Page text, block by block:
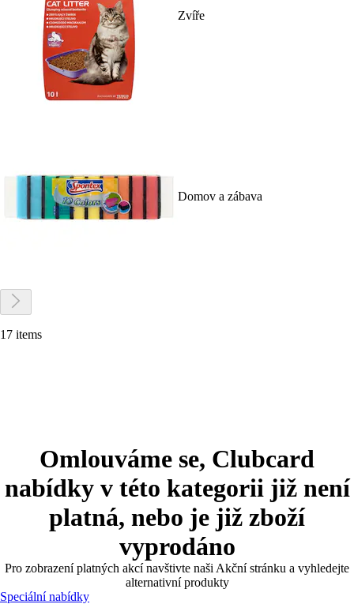
Zvíře
Domov a zábava
17 items
Omlouváme se, Clubcard
nabídky v této kategorii již není
platná, nebo je již zboží
vyprodáno
Pro zobrazení platných akcí navštivte naši Akční stránku a vyhledejte
alternativní produkty
Speciální nabídky